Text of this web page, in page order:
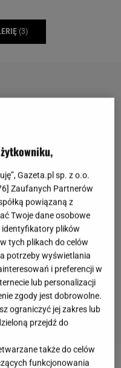
(3)
Gazeta.pl sp. z o.o.
] Zaufanych Partnerów
powiązaną z
Twoje dane osobowe
identyfikatory plików
tych plikach do celów
potrzeby wyświetlania
i preferencji w
lub personalizacji
zgody jest dobrowolne.
ograniczyć jej zakres lub
przejdź do
także do celów
funkcjonowania